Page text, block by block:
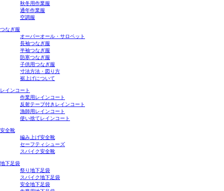
秋冬用作業服
通年作業服
空調服
つなぎ服
オーバーオール・サロペット
長袖つなぎ服
半袖つなぎ服
防寒つなぎ服
子供用つなぎ服
寸法方法・図り方
裾上げについて
レインコート
作業用レインコート
反射テープ付きレインコート
漁師用レインコート
使い捨てレインコート
安全靴
編み上げ安全靴
セーフティシューズ
スパイク安全靴
地下足袋
祭り地下足袋
スパイク地下足袋
安全地下足袋